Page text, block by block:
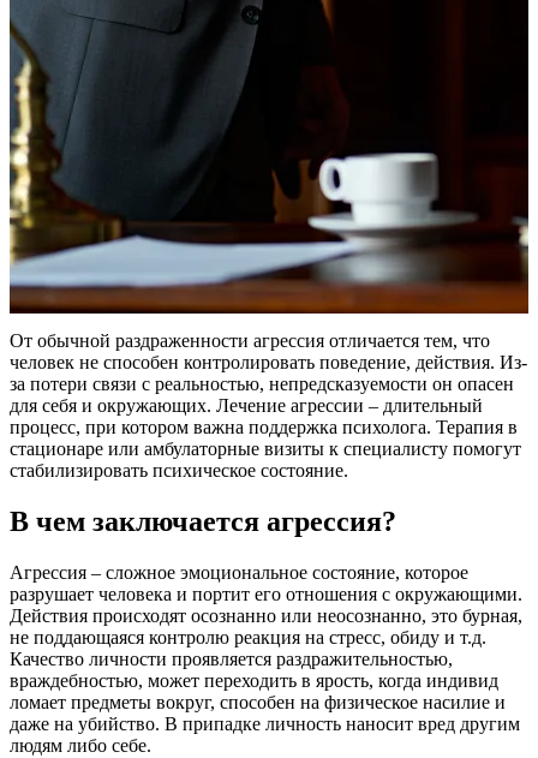
От обычной раздраженности агрессия отличается тем, что
человек не способен контролировать поведение, действия. Из-
за потери связи с реальностью, непредсказуемости он опасен
для себя и окружающих. Лечение агрессии – длительный
процесс, при котором важна поддержка психолога. Терапия в
стационаре или амбулаторные визиты к специалисту помогут
стабилизировать психическое состояние.
В чем заключается агрессия?
Агрессия – сложное эмоциональное состояние, которое
разрушает человека и портит его отношения с окружающими.
Действия происходят осознанно или неосознанно, это бурная,
не поддающаяся контролю реакция на стресс, обиду и т.д.
Качество личности проявляется раздражительностью,
враждебностью, может переходить в ярость, когда индивид
ломает предметы вокруг, способен на физическое насилие и
даже на убийство. В припадке личность наносит вред другим
людям либо себе.